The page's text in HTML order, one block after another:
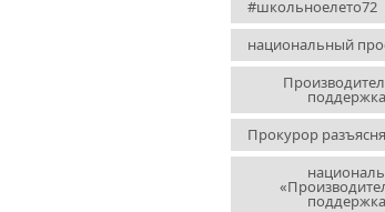
#школьноелето72
национальный
Прокурор